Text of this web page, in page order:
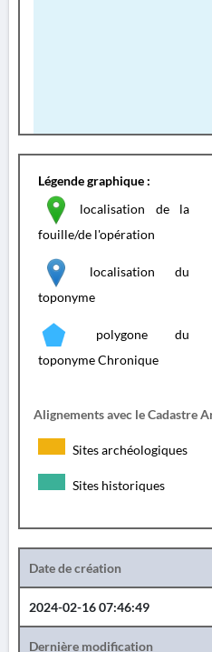
Légende graphique :
localisation de la
fouille/de l'opération
localisation du
toponyme
polygone du
toponyme Chronique
Alignements avec le Cadastre
Sites archéologiques
Sites historiques
Date de création
2024-02-16 07:46:49
Dernière modification